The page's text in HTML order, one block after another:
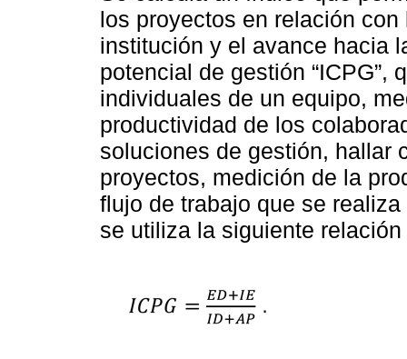
los proyectos en relación
institución y el avance hacia
potencial de gestión “ICPG”,
individuales de un equipo,
productividad de los
soluciones de gestión, hallar
proyectos, medición de la
flujo de trabajo que se
se utiliza la siguiente